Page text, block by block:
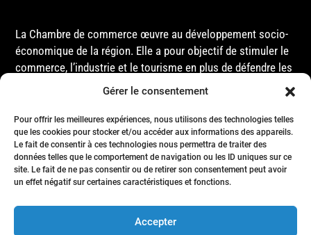
Gérer le consentement
Pour offrir les meilleures expériences, nous utilisons des technologies telles
que les cookies pour stocker et/ou accéder aux informations des appareils.
Le fait de consentir à ces technologies nous permettra de traiter des
données telles que le comportement de navigation ou les ID uniques sur ce
site. Le fait de ne pas consentir ou de retirer son consentement peut avoir
un effet négatif sur certaines caractéristiques et fonctions.
Accepter
La Chambre de commerce œuvre au développement socio-
économique de la région. Elle a pour objectif de stimuler le
commerce, l’industrie et le tourisme en plus de défendre les
intérêts de ses membres et de l’ensemble de la
gouvernementales, que ce soit au niveau municipal,
provincial ou fédéral.
Accueil
Membres